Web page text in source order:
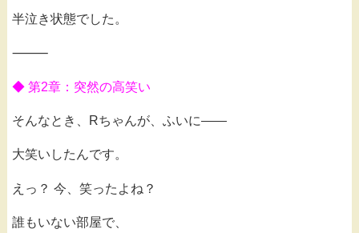
半泣き状態でした。
⸻
◆ 第2章：突然の高笑い
そんなとき、Rちゃんが、ふいに——
大笑いしたんです。
えっ？ 今、笑ったよね？
誰もいない部屋で、